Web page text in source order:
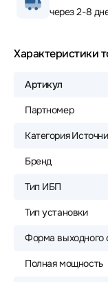
через 2-8
Характеристики
Артикул
Партномер
Категория
Бренд
Тип ИБП
Тип установки
Форма выходного
Полная мощность